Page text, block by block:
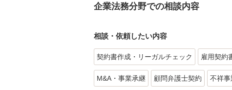
企業法務分野での相談内容
相談・依頼したい内容
契約書作成・リーガルチェック 雇用契約
M&A・事業承継 顧問弁護士契約 不祥事